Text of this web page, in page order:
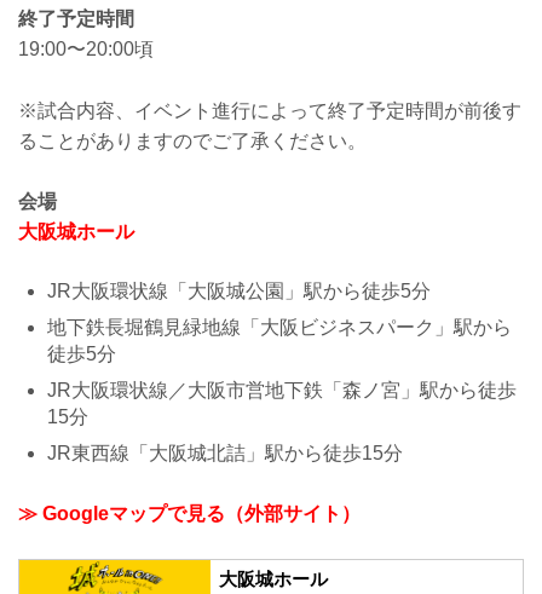
終了予定時間
19:00〜20:00頃
※試合内容、イベント進行によって終了予定時間が前後す
ることがありますのでご了承ください。
会場
大阪城ホール
JR大阪環状線「大阪城公園」駅から徒歩5分
地下鉄長堀鶴見緑地線「大阪ビジネスパーク」駅から
徒歩5分
JR大阪環状線／大阪市営地下鉄「森ノ宮」駅から徒歩
15分
JR東西線「大阪城北詰」駅から徒歩15分
≫ Googleマップで見る（外部サイト）
大阪城ホール